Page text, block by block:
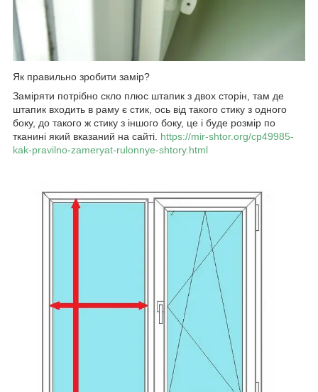
Як правильно зробити замір?
Заміряти потрібно скло плюс штапик з двох сторін, там де
штапик входить в раму є стик, ось від такого стику з одного
боку, до такого ж стику з іншого боку, це і буде розмір по
тканині який вказаний на сайті. https://mir-shtor.org/cp49985-
kak-pravilno-zameryat-rulonnye-shtory.html